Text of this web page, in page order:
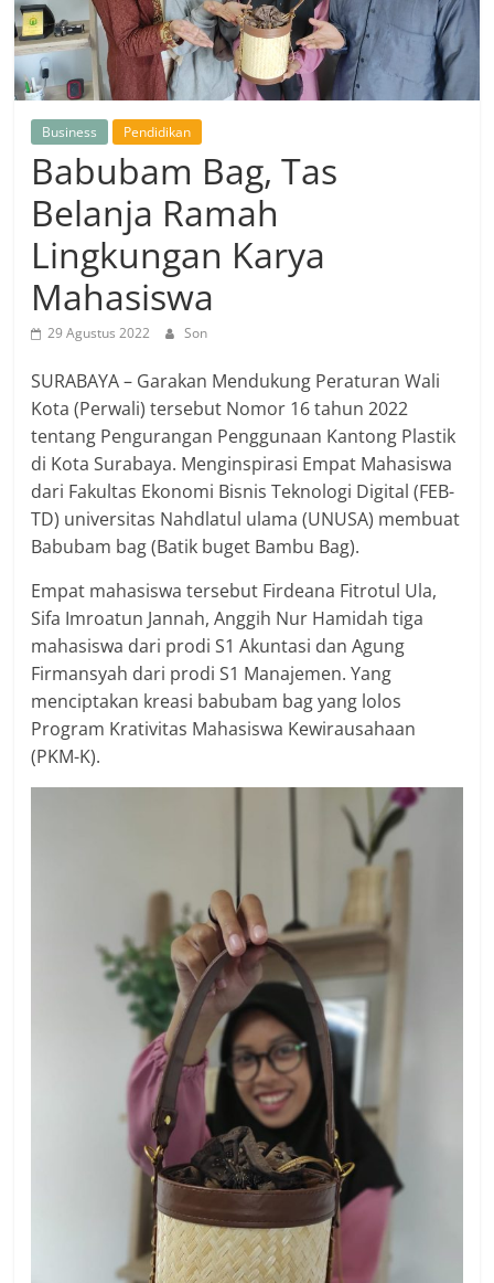
Business Pendidikan
Babubam Bag, Tas
Belanja Ramah
Lingkungan Karya
Mahasiswa
29 Agustus 2022 Son
SURABAYA – Garakan Mendukung Peraturan Wali
Kota (Perwali) tersebut Nomor 16 tahun 2022
tentang Pengurangan Penggunaan Kantong Plastik
di Kota Surabaya. Menginspirasi Empat Mahasiswa
dari Fakultas Ekonomi Bisnis Teknologi Digital (FEB-
TD) universitas Nahdlatul ulama (UNUSA) membuat
Babubam bag (Batik buget Bambu Bag).
Empat mahasiswa tersebut Firdeana Fitrotul Ula,
Sifa Imroatun Jannah, Anggih Nur Hamidah tiga
mahasiswa dari prodi S1 Akuntasi dan Agung
Firmansyah dari prodi S1 Manajemen. Yang
menciptakan kreasi babubam bag yang lolos
Program Krativitas Mahasiswa Kewirausahaan
(PKM-K).